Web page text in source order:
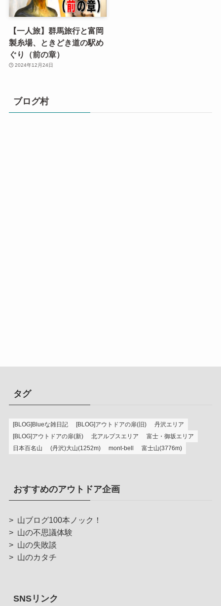
【一人旅】群馬旅行と富岡
製糸場、ときどき道の駅め
ぐり（前の章）
2024年12月24日
ブログ村
タグ
[BLOG]Blueな雑日記 [BLOG]アウトドアの扉(旧)
丹沢エリア
[BLOG]アウトドアの扉(新)
北アルプスエリア
富士・御坂エリア
日本百名山
(丹沢)大山(1252m) mont-bell 富士山(3776m)
おすすめのアウトドア企画
> 山ブログ100本ノック！
> 山の不思議体験
> 山の失敗談
> 山のカタチ
SNSリンク